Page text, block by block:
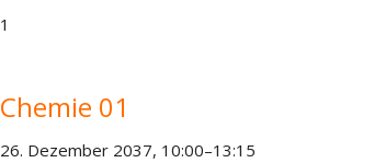
1
Chemie 01
26. Dezember 2037, 10:00–13:15